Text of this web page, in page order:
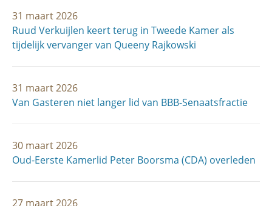
31 maart 2026
Ruud Verkuijlen keert terug in Tweede Kamer als
tijdelijk vervanger van Queeny Rajkowski
31 maart 2026
Van Gasteren niet langer lid van BBB-Senaatsfractie
30 maart 2026
Oud-Eerste Kamerlid Peter Boorsma (CDA) overleden
27 maart 2026